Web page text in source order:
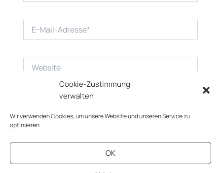
Cookie-Zustimmung
verwalten
Wir verwenden Cookies, um unsere Website und unseren Service zu
optimieren.
OK
Mail-